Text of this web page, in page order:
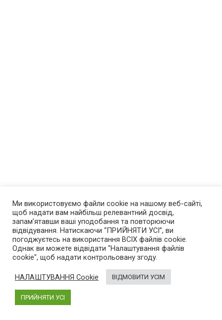
Ми використовуємо файли cookie на нашому веб-сайті,
щоб надати вам найбільш релевантний досвід,
запам’ятавши ваші уподобання та повторюючи
відвідування. Натискаючи “ПРИЙНЯТИ УСІ”, ви
погоджуєтесь на використання ВСІХ файлів cookie.
Однак ви можете відвідати "Налаштування файлів
cookie", щоб надати контрольовану згоду.
НАЛАШТУВАННЯ Cookie ВІДМОВИТИ УСІМ
ПРИЙНЯТИ УСІ